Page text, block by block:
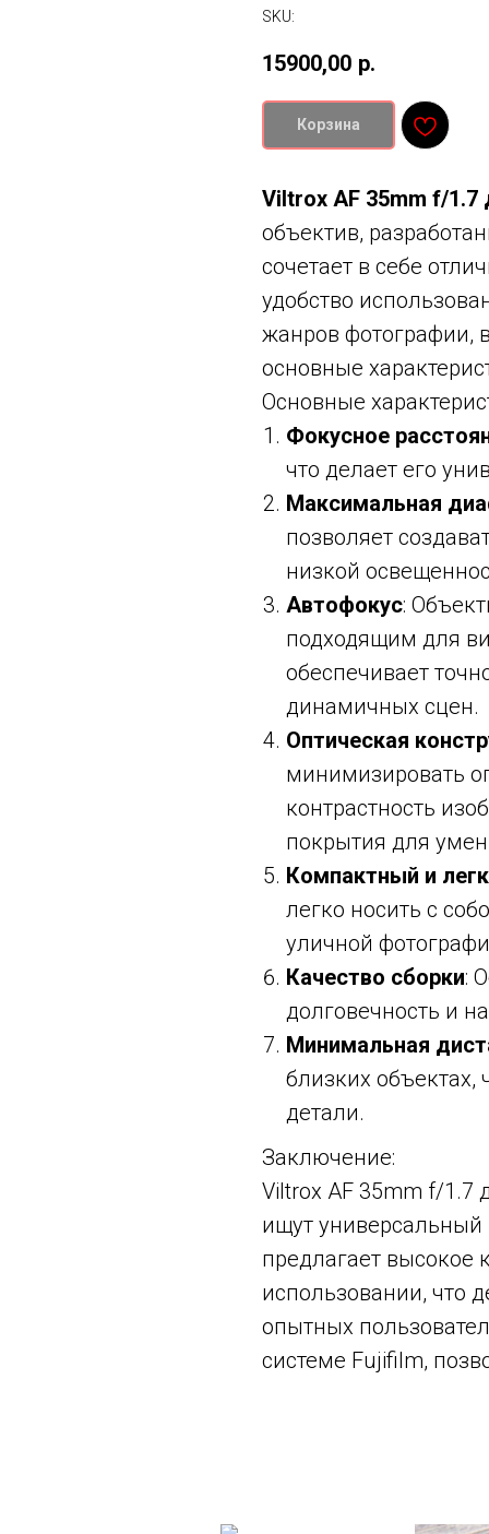
SKU:
15900,00 р.
Корзина
Viltrox AF 35mm f/1.7
объектив,
сочетает в себе
удобство
жанров фотографии,
основные
Основные
Фокусное
что делает его
Максимальная
позволяет
низкой
Автофокус:
подходящим для
обеспечивает
динамичных сцен.
Оптическая
минимизировать
контрастность
покрытия для
Компактный и
легко носить с
уличной
Качество сборки:
долговечность и
Минимальная
близких объектах,
детали.
Заключение:
Viltrox AF 35mm f/1.7
ищут
предлагает высокое
использовании, что
опытных
системе Fujifilm,